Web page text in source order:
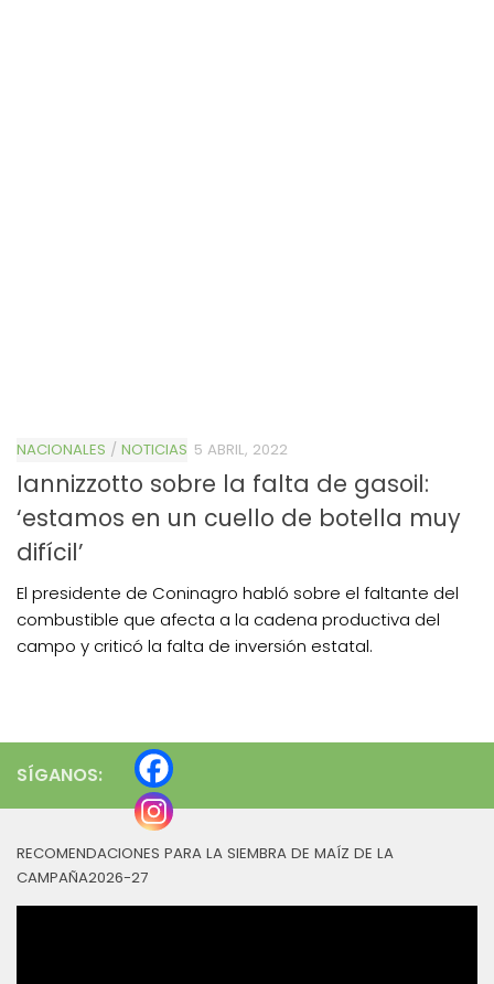
NACIONALES / NOTICIAS 5 ABRIL, 2022
Iannizzotto sobre la falta de gasoil:
‘estamos en un cuello de botella muy
difícil’
El presidente de Coninagro habló sobre el faltante del
combustible que afecta a la cadena productiva del
campo y criticó la falta de inversión estatal.
SÍGANOS:
RECOMENDACIONES PARA LA SIEMBRA DE MAÍZ DE LA
CAMPAÑA2026-27